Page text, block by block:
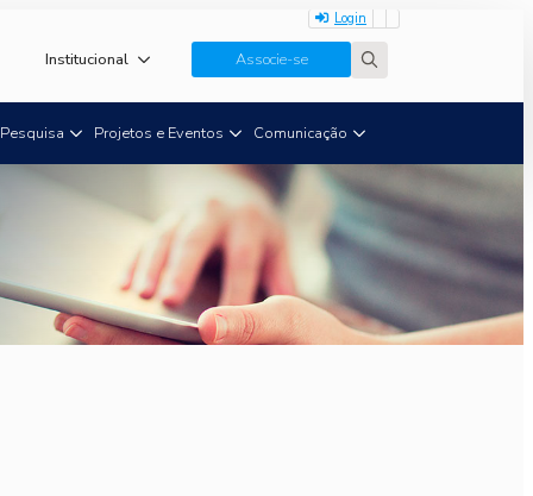
Login
Institucional Associe-se
Pesquisa Projetos e Eventos Comunicação